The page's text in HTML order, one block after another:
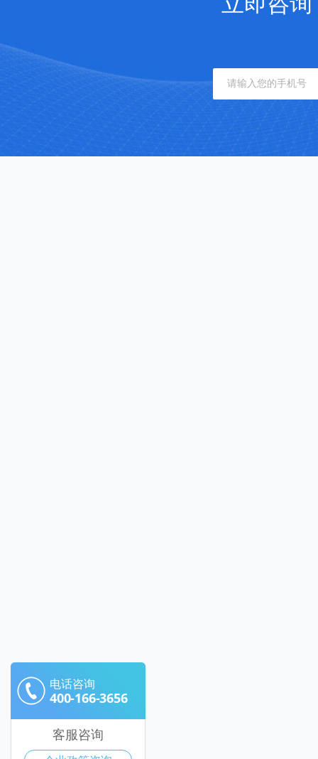
电话咨询
400-166-3656
客服咨询